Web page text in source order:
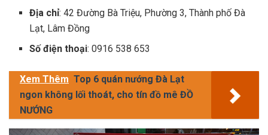
Địa chỉ: 42 Đường Bà Triệu, Phường 3, Thành phố Đà
Lạt, Lâm Đồng
Số điện thoại: 0916 538 653
Xem Thêm Top 6 quán nướng Đà Lạt
ngon không lối thoát, cho tín đồ mê ĐỒ
NƯỚNG